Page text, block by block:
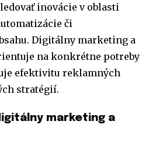
inovácie v oblasti
či
Digitálny marketing a
na konkrétne potreby
efektivitu reklamných
stratégií.
marketing a